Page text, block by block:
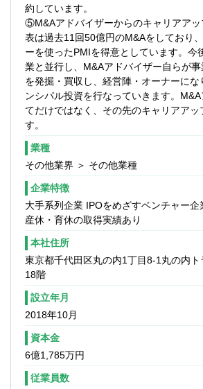
約しています。
⑤M&Aアドバイザーからのキャリアア
表は過去11回50億円のM&Aをしており
ーを使ったPMIを得意としています。今
業と並行し、M&Aアドバイザー自らが
を発掘・買収し、経営陣・オーナーにな
ンシパル投資を行なっていきます。
てだけではなく、その先のキャリアアッ
す。
業種
その他業界 ＞ その他業種
企業特徴
大手系列企業 IPOをめざすベンチャー
産休・育休の取得実績あり
本社住所
東京都千代田区丸の内1丁目8-1丸の内
18階
設立年月
2018年10月
資本金
6億1,785万円
従業員数